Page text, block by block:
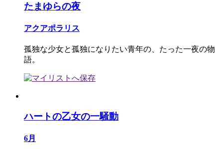
たまゆらの夜
アクアポラリス
孤独な少女と孤独になりたい青年の、たった一夜の物
語。
ハートの乙女の一騒動
6月